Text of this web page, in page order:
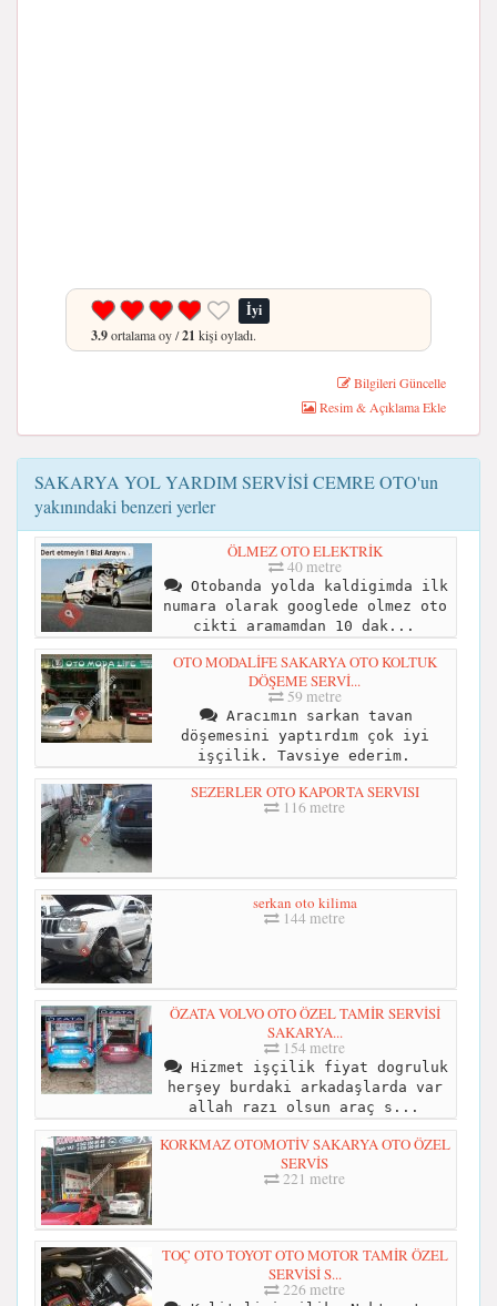
İyi
3.9ortalama oy /21 kişi oyladı.
Bilgileri Güncelle
Resim & Açıklama Ekle
SAKARYA YOL YARDIM SERVİSİ CEMRE OTO'un
yakınındaki benzeri yerler
ÖLMEZ OTO ELEKTRİK
40 metre
Otobanda yolda kaldigimda ilk
numara olarak googlede olmez oto
cikti aramamdan 10 dak...
OTO MODALİFE SAKARYA OTO KOLTUK
DÖŞEME SERVİ...
59 metre
Aracımın sarkan tavan
döşemesini yaptırdım çok iyi
işçilik. Tavsiye ederim.
SEZERLER OTO KAPORTA SERVISI
116 metre
serkan oto kilima
144 metre
ÖZATA VOLVO OTO ÖZEL TAMİR SERVİSİ
SAKARYA...
154 metre
Hizmet işçilik fiyat dogruluk
herşey burdaki arkadaşlarda var
allah razı olsun araç s...
KORKMAZ OTOMOTİV SAKARYA OTO ÖZEL
SERVİS
221 metre
TOÇ OTO TOYOT OTO MOTOR TAMİR ÖZEL
SERVİSİ S...
226 metre